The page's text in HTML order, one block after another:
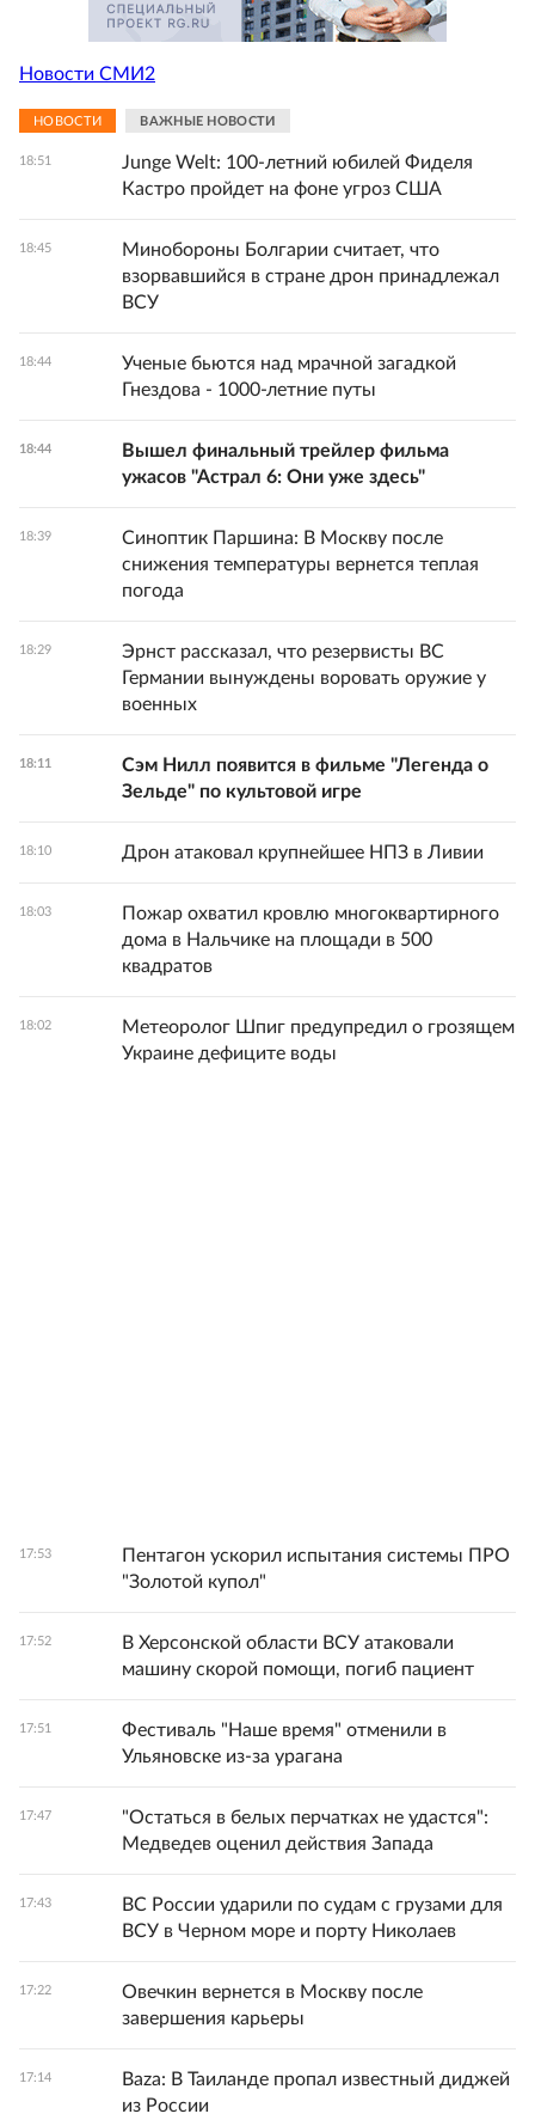
Новости СМИ2
НОВОСТИ ВАЖНЫЕ НОВОСТИ
18:51
Junge Welt: 100-летний юбилей Фиделя
Кастро пройдет на фоне угроз США
18:45
Минобороны Болгарии считает, что
взорвавшийся в стране дрон принадлежал
ВСУ
18:44
Ученые бьются над мрачной загадкой
Гнездова - 1000-летние путы
18:44
Вышел финальный трейлер фильма
ужасов "Астрал 6: Они уже здесь"
18:39
Синоптик Паршина: В Москву после
снижения температуры вернется теплая
погода
18:29
Эрнст рассказал, что резервисты ВС
Германии вынуждены воровать оружие у
военных
18:11
Сэм Нилл появится в фильме "Легенда о
Зельде" по культовой игре
18:10 Дрон атаковал крупнейшее НПЗ в Ливии
18:03
Пожар охватил кровлю многоквартирного
дома в Нальчике на площади в 500
квадратов
18:02
Метеоролог Шпиг предупредил о грозящем
Украине дефиците воды
17:53
Пентагон ускорил испытания системы ПРО
"Золотой купол"
17:52
В Херсонской области ВСУ атаковали
машину скорой помощи, погиб пациент
17:51
Фестиваль "Наше время" отменили в
Ульяновске из-за урагана
17:47
"Остаться в белых перчатках не удастся":
Медведев оценил действия Запада
17:43
ВС России ударили по судам с грузами для
ВСУ в Черном море и порту Николаев
17:22
Овечкин вернется в Москву после
завершения карьеры
17:14
Baza: В Таиланде пропал известный диджей
из России